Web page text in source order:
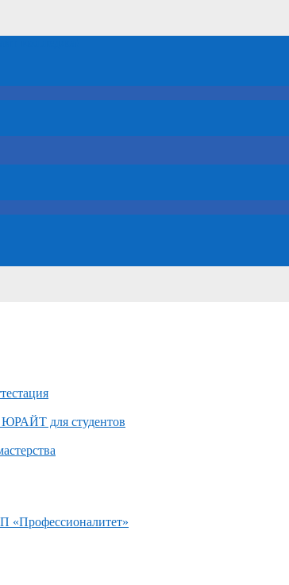
ЮРАЙТ для студентов
«Профессионалитет»